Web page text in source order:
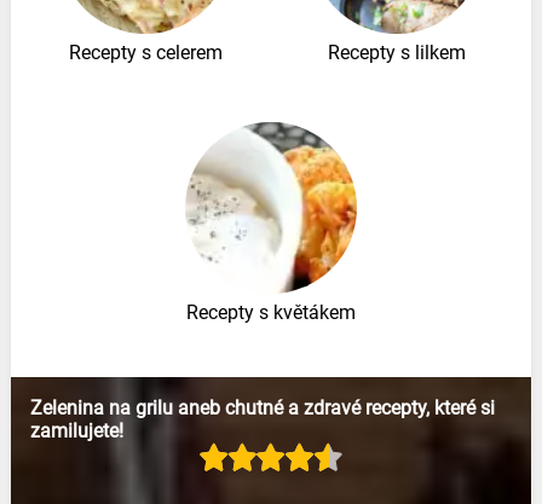
Recepty s celerem Recepty s lilkem
Recepty s květákem
Zelenina na grilu aneb chutné a zdravé recepty, které si
zamilujete!